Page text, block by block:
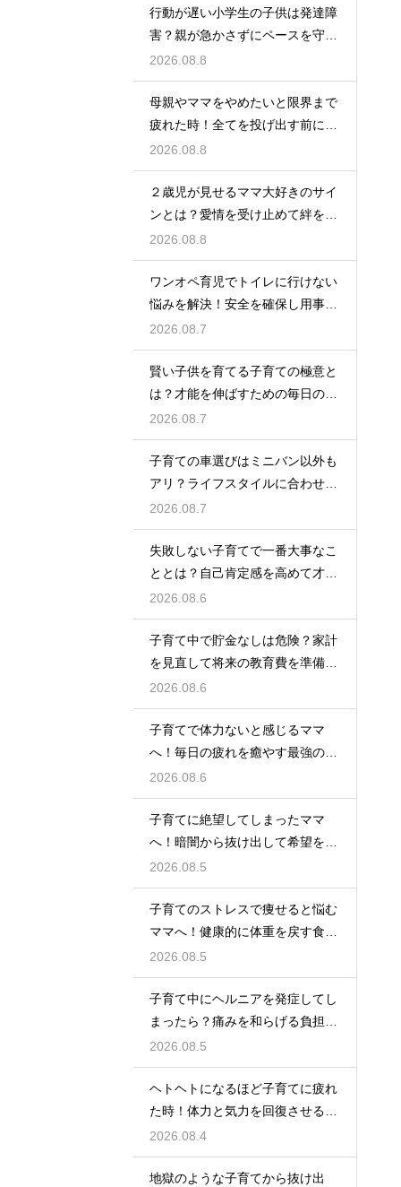
行動が遅い小学生の子供は発達障
害？親が急かさずにペースを守る
サポート
2026.08.8
母親やママをやめたいと限界まで
疲れた時！全てを投げ出す前に試
す休息法
2026.08.8
２歳児が見せるママ大好きのサイ
ンとは？愛情を受け止めて絆を深
める方法
2026.08.8
ワンオペ育児でトイレに行けない
悩みを解決！安全を確保し用事を
済ませる
2026.08.7
賢い子供を育てる子育ての極意と
は？才能を伸ばすための毎日の習
慣を解説
2026.08.7
子育ての車選びはミニバン以外も
アリ？ライフスタイルに合わせた
車種紹介
2026.08.7
失敗しない子育てで一番大事なこ
ととは？自己肯定感を高めて才能
を伸ばす
2026.08.6
子育て中で貯金なしは危険？家計
を見直して将来の教育費を準備す
る方法
2026.08.6
子育てで体力ないと感じるママ
へ！毎日の疲れを癒やす最強の休
息法
2026.08.6
子育てに絶望してしまったママ
へ！暗闇から抜け出して希望を見
つける方法
2026.08.5
子育てのストレスで痩せると悩む
ママへ！健康的に体重を戻す食事
と休息法
2026.08.5
子育て中にヘルニアを発症してし
まったら？痛みを和らげる負担軽
減のコツ
2026.08.5
ヘトヘトになるほど子育てに疲れ
た時！体力と気力を回復させる簡
単な裏技
2026.08.4
地獄のような子育てから抜け出